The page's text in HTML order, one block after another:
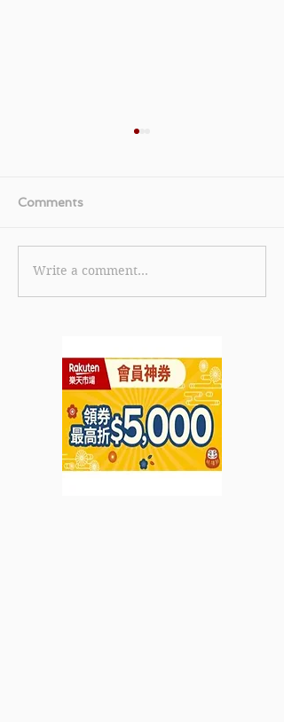
【Cole Haan 優惠】購買
精選秋冬貨品可享低至5折
Comments
Write a comment...